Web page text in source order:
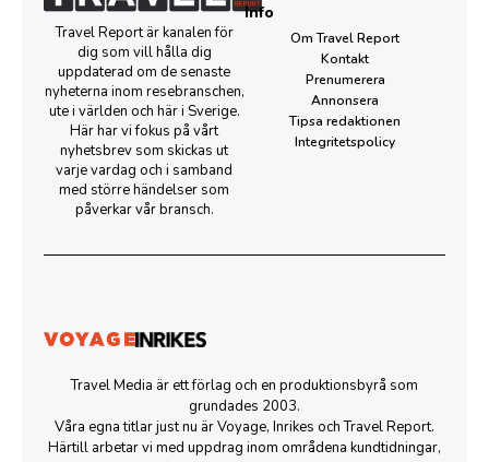
Travel Report är kanalen för
dig som vill hålla dig
uppdaterad om de senaste
nyheterna inom resebranschen,
ute i världen och här i Sverige.
Här har vi fokus på vårt
nyhetsbrev som skickas ut
varje vardag och i samband
med större händelser som
påverkar vår bransch.
Info
Om Travel Report
Kontakt
Prenumerera
Annonsera
Tipsa redaktionen
Integritetspolicy
Travel Media är ett förlag och en produktionsbyrå som
grundades 2003.
Våra egna titlar just nu är Voyage, Inrikes och Travel Report.
Härtill arbetar vi med uppdrag inom områdena kundtidningar,